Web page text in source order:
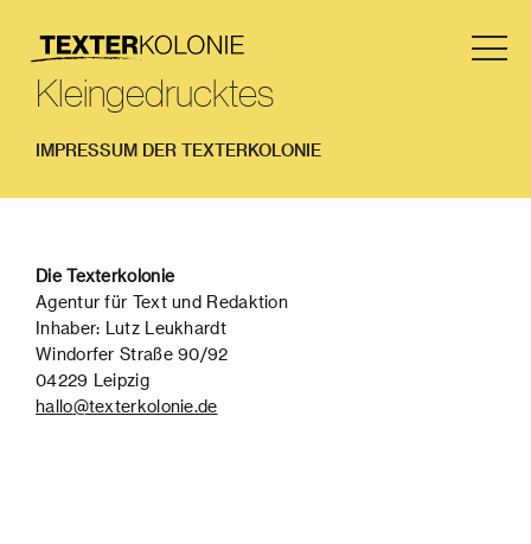
Kleingedrucktes
IMPRESSUM DER TEXTERKOLONIE
Die Texterkolonie
Agentur für Text und Redaktion
Inhaber: Lutz Leukhardt
Windorfer Straße 90/92
04229 Leipzig
hallo@texterkolonie.de